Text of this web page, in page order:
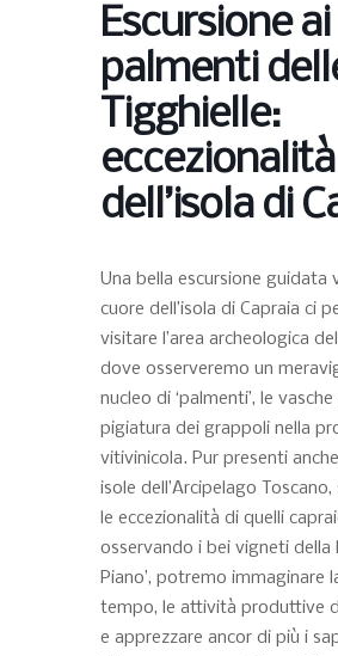
Escursione ai
palmenti
Tigghielle:
eccezionalità
dell’isola di
Una bella escursione guidata
cuore dell’isola di Capraia ci
visitare l’area archeologica
dove osserveremo un
nucleo di ‘palmenti’, le
pigiatura dei grappoli nella
vitivinicola. Pur presenti
isole dell’Arcipelago
le eccezionalità di quelli
osservando i bei vigneti della
Piano’, potremo immaginare
tempo, le attività produttive
e apprezzare ancor di più i